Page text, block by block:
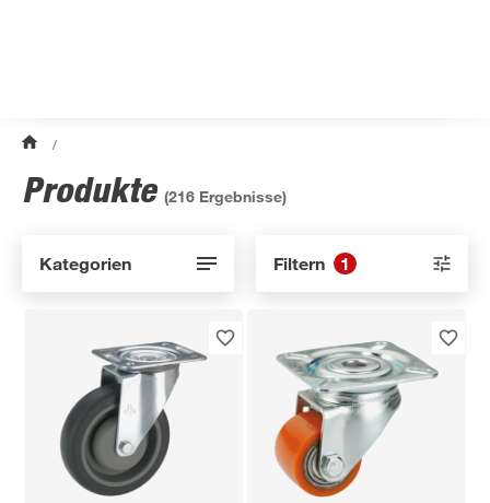
/
Produkte (216 Ergebnisse)
Kategorien Filtern 1